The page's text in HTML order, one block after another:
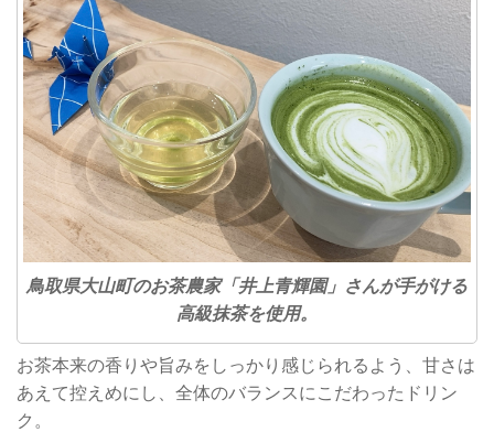
鳥取県大山町のお茶農家「井上青輝園」さんが手がける
高級抹茶を使用。
お茶本来の香りや旨みをしっかり感じられるよう、甘さは
あえて控えめにし、全体のバランスにこだわったドリン
ク。